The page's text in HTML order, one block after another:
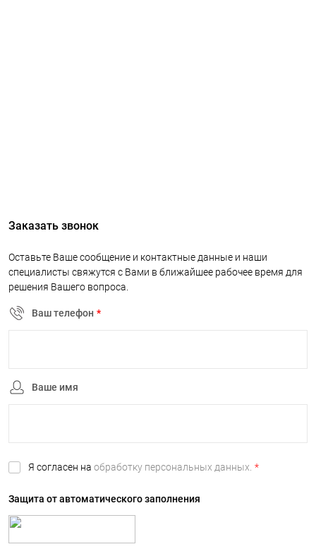
Заказать звонок
Оставьте Ваше сообщение и контактные данные и наши
специалисты свяжутся с Вами в ближайшее рабочее время для
решения Вашего вопроса.
Ваш телефон *
Ваше имя
Я согласен на обработку персональных данных. *
Защита от автоматического заполнения